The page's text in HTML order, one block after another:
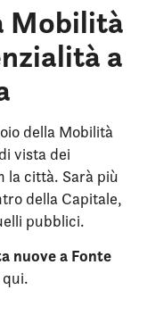
Mobilità
a
della Mobilità
vista dei
la città. Sarà più
della Capitale,
pubblici.
nuove a Fonte